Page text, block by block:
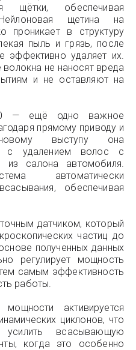
щётки, обеспечивая
щетина на
проникает в структуру
пыль и грязь, после
эффективно удаляет их.
не наносят вреда
и не оставляют на
— ещё одно важное
прямому приводу и
выступу она
с удалением волос с
салона автомобиля.
автоматически
обеспечивая
датчиком, который
частиц до
полученных данных
регулирует мощность
самым эффективность
работы.
активируется
циклонов, что
усилить всасывающую
когда это особенно